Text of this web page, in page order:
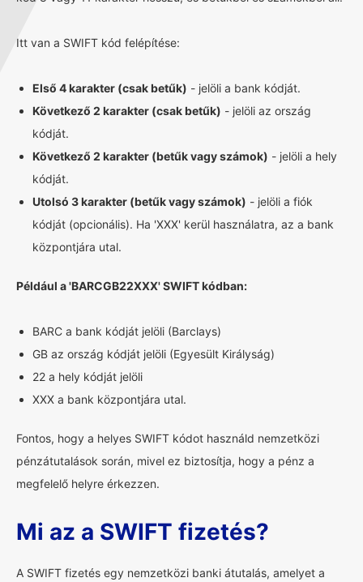
Itt van a SWIFT kód felépítése:
Első 4 karakter (csak betűk) - jelöli a bank kódját.
Következő 2 karakter (csak betűk) - jelöli az ország
kódját.
Következő 2 karakter (betűk vagy számok) - jelöli a hely
kódját.
Utolsó 3 karakter (betűk vagy számok) - jelöli a fiók
kódját (opcionális). Ha 'XXX' kerül használatra, az a bank
központjára utal.
Például a 'BARCGB22XXX' SWIFT kódban:
BARC a bank kódját jelöli (Barclays)
GB az ország kódját jelöli (Egyesült Királyság)
22 a hely kódját jelöli
XXX a bank központjára utal.
Fontos, hogy a helyes SWIFT kódot használd nemzetközi
pénzátutalások során, mivel ez biztosítja, hogy a pénz a
megfelelő helyre érkezzen.
Mi az a SWIFT fizetés?
A SWIFT fizetés egy nemzetközi banki átutalás, amelyet a